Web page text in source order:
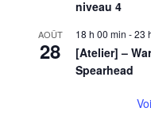
niveau 4
AOÛT
28
18 h 00 min -23
[Atelier] –
Spearhead